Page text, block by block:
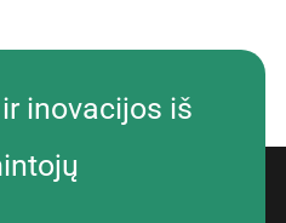
inovacijos iš